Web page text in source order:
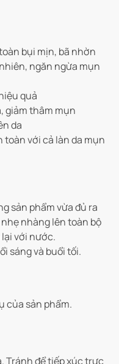
bụi mịn, bã nhờn
ngăn ngừa mụn
quả
giảm thâm mụn
da
toàn với cả làn da mụn
sản phẩm vừa đủ ra
nhàng lên toàn bộ
với nước.
sáng và buổi tối.
của sản phẩm.
Tránh để tiếp xúc trực